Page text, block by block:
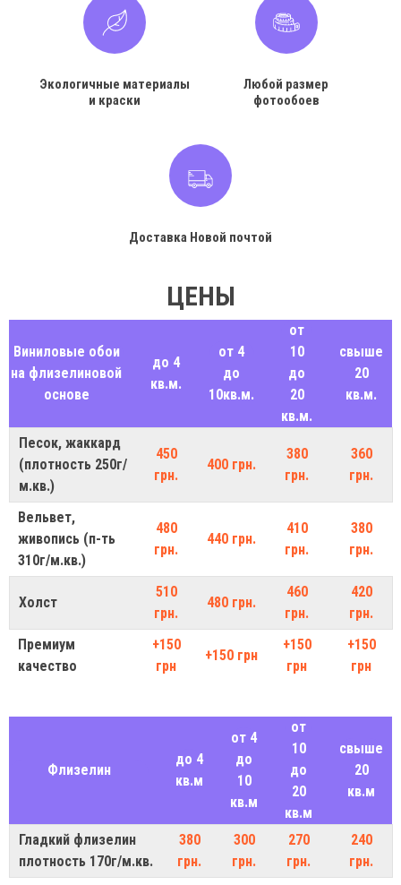
Экологичные материалы
и краски
Любой размер
фотообоев
Доставка Новой почтой
ЦЕНЫ
Виниловые обои
на флизелиновой
основе
до 4
кв.м.
от 4
до
10кв.м.
от
10
до
20
кв.м.
свыше
20
кв.м.
Песок, жаккард
(плотность 250г/
м.кв.)
450
грн.
400 грн.
380
грн.
360
грн.
Вельвет,
живопись (п-ть
310г/м.кв.)
480
грн.
440 грн.
410
грн.
380
грн.
Холст
510
грн.
480 грн.
460
грн.
420
грн.
Премиум
качество
+150
грн
+150 грн
+150
грн
+150
грн
Флизелин
до 4
кв.м
от 4
до
10
кв.м
от
10
до
20
кв.м
свыше
20
кв.м
Гладкий флизелин
плотность 170г/м.кв.
380
грн.
300
грн.
270
грн.
240
грн.